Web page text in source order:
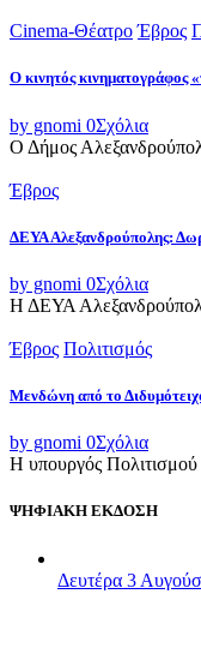
Cinema-Θέατρο Έβρος
Ο κινητός κινηματογράφος
by gnomi 0Σχόλια
Ο Δήμος
Έβρος
ΔΕΥΑ Αλεξανδρούπολης:
by gnomi 0Σχόλια
Η ΔΕΥΑ
Έβρος Πολιτισμός
Μενδώνη από το
by gnomi 0Σχόλια
Η υπουργός
ΨΗΦΙΑΚΗ ΕΚΔΟΣΗ
Δευτέρα 3